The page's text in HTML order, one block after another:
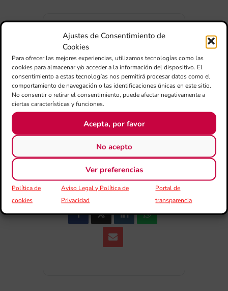
Ajustes de Consentimiento de
Cookies
Para ofrecer las mejores experiencias, utilizamos tecnologías como las
cookies para almacenar y/o acceder a la información del dispositivo. El
consentimiento a estas tecnologías nos permitirá procesar datos como el
comportamiento de navegación o las identificaciones únicas en este sitio.
No consentir o retirar el consentimiento, puede afectar negativamente a
ciertas características y funciones.
Acepta, por favor
No acepto
Ver preferencias
Política de
cookies
Aviso Legal y Política de
Privacidad
Portal de
transparencia
+ exportación iCal / Outlook
COMPARTIR ESTE EVENTO